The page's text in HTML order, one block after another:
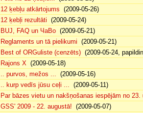
12 ķebļu atkārtojums (2009-05-26)
12 ķebļi rezultāti (2009-05-24)
BUJ, FAQ un ЧаВо (2009-05-21)
Reglaments un tā pielikumi (2009-05-21)
Best of ORGuliste (cenzēts) (2009-05-24,
Rajons X (2009-05-18)
.. purvos, mežos ... (2009-05-16)
.. kurp vedīs jūsu ceļi ... (2009-05-11)
Par bāzes vietu un nakšņošanas iespējām no 23.
GSS' 2009 - 22. augustā! (2009-05-07)